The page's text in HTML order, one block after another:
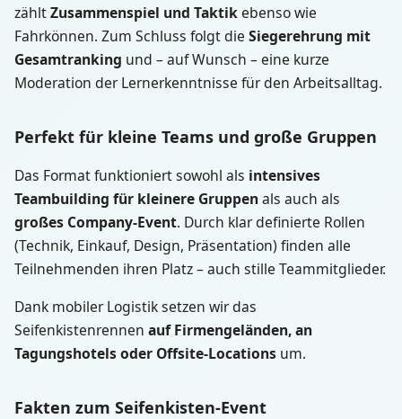
zähltZusammenspiel und Taktikebenso wie
Fahrkönnen. Zum Schluss folgt die Siegerehrung mit
Gesamtranking und – auf Wunsch – eine kurze
Moderation der Lernerkenntnisse für den Arbeitsalltag.
Perfekt für kleine Teams und große Gruppen
Das Format funktioniert sowohl als intensives
Teambuilding für kleinere Gruppenals auch als
großes Company-Event. Durch klar definierte Rollen
(Technik, Einkauf, Design, Präsentation) finden alle
Teilnehmenden ihren Platz – auch stille Teammitglieder.
Dank mobiler Logistik setzen wir das
Seifenkistenrennen auf Firmengeländen, an
Tagungshotels oder Offsite-Locations um.
Fakten zum Seifenkisten-Event